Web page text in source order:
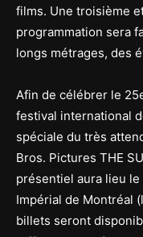
films. Une troisième
programmation sera
longs métrages, des
Afin de célébrer le
festival international
spéciale du très
Bros. Pictures THE
présentiel aura lieu le
Impérial de Montréal
billets seront